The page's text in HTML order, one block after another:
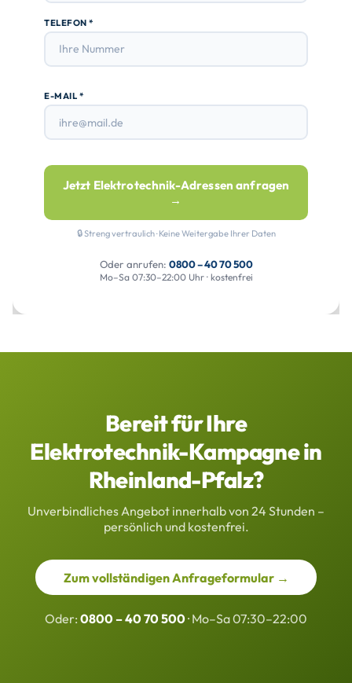
TELEFON *
E-MAIL *
Jetzt Elektrotechnik-Adressen anfragen
→
🔒 Streng vertraulich · Keine Weitergabe Ihrer Daten
Oder anrufen: 0800 – 40 70 500
Mo–Sa 07:30–22:00 Uhr · kostenfrei
Bereit für Ihre
Elektrotechnik-Kampagne in
Rheinland-Pfalz?
Unverbindliches Angebot innerhalb von 24 Stunden –
persönlich und kostenfrei.
Zum vollständigen Anfrageformular →
Oder: 0800 – 40 70 500· Mo–Sa 07:30–22:00